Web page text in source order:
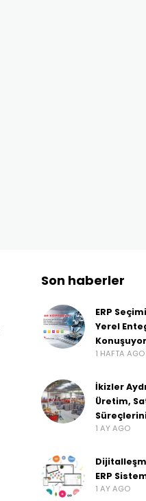
Son haberler
ERP
Yerel
Konuşuyor
1 HAFTA AGO
İkizler
Üretim,
1 AY AGO
ERP
1 AY AGO